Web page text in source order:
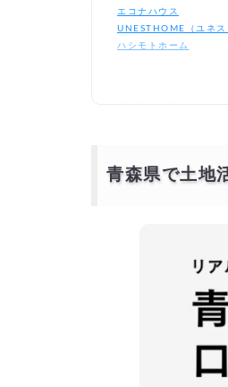
エコナハウス
UNESTHOME（ユネス
ハシモトホーム
青森県で各土地活
青森県特有の気候や法
アフターサポートとメ
青森県の土地活
青森県で土地